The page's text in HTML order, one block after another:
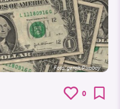
Foto:geralt/Pixabay
0